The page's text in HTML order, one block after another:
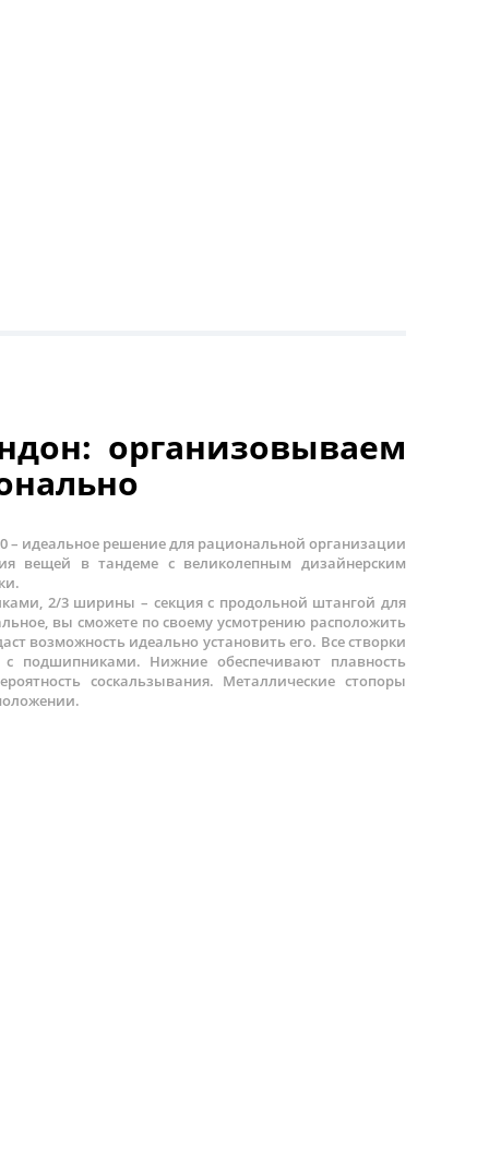
организовываем
идеальное решение для рациональной организации
вещей в тандеме с великолепным дизайнерским
2/3 ширины – секция с продольной штангой для
вы сможете по своему усмотрению расположить
возможность идеально установить его. Все створки
Нижние обеспечивают плавность
соскальзывания. Металлические стопоры